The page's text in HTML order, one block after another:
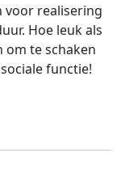
voor realisering
Hoe leuk als
om te schaken
functie!